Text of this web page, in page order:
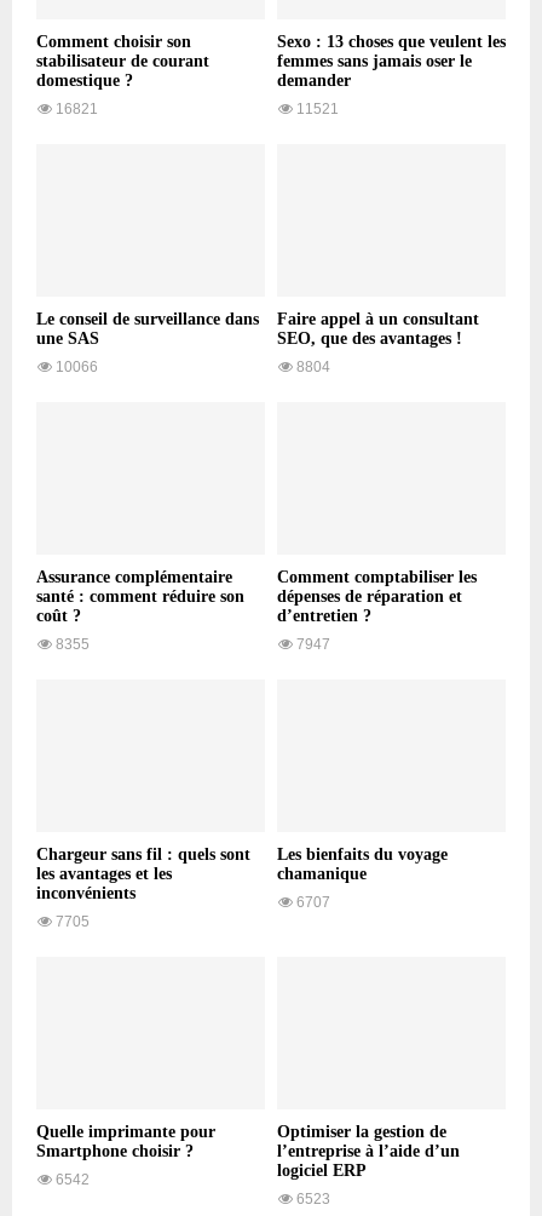
Comment choisir son
stabilisateur de courant
domestique ?
16821
Sexo : 13 choses que veulent les
femmes sans jamais oser le
demander
11521
Le conseil de surveillance dans
une SAS
10066
Faire appel à un consultant
SEO, que des avantages !
8804
Assurance complémentaire
santé : comment réduire son
coût ?
8355
Comment comptabiliser les
dépenses de réparation et
d’entretien ?
7947
Chargeur sans fil : quels sont
les avantages et les
inconvénients
7705
Les bienfaits du voyage
chamanique
6707
Quelle imprimante pour
Smartphone choisir ?
6542
Optimiser la gestion de
l’entreprise à l’aide d’un
logiciel ERP
6523